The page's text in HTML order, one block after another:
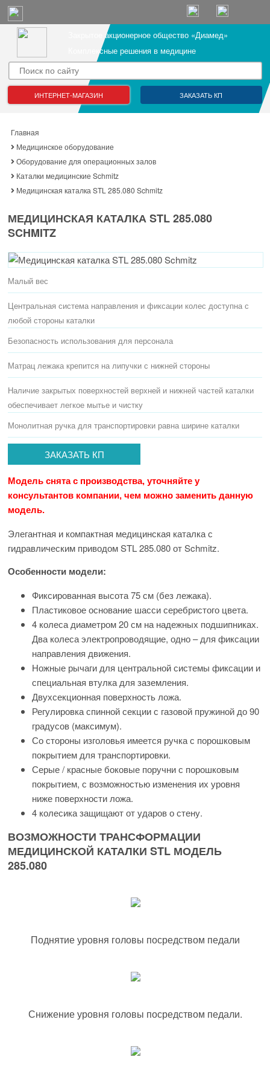
Закрытое акционерное общество «Диамед»
Комплексные решения в медицине
ИНТЕРНЕТ-МАГАЗИН ЗАКАЗАТЬ КП
Главная
Медицинское оборудование
Оборудование для операционных залов
Каталки медицинские Schmitz
Медицинская каталка STL 285.080 Schmitz
МЕДИЦИНСКАЯ КАТАЛКА STL 285.080
SCHMITZ
Малый вес
Центральная система направления и фиксации колес доступна с
любой стороны каталки
Безопасность использования для персонала
Матрац лежака крепится на липучки с нижней стороны
Наличие закрытых поверхностей верхней и нижней частей каталки
обеспечивает легкое мытье и чистку
Монолитная ручка для транспортировки равна ширине каталки
ЗАКАЗАТЬ КП
Модель снята с производства, уточняйте у
консультантов компании, чем можно заменить данную
модель.
Элегантная и компактная медицинская каталка с
гидравлическим приводом STL 285.080 от Schmitz.
Особенности модели:
Фиксированная высота 75 см (без лежака).
Пластиковое основание шасси серебристого цвета.
4 колеса диаметром 20 см на надежных подшипниках.
Два колеса электропроводящие, одно – для фиксации
направления движения.
Ножные рычаги для центральной системы фиксации и
специальная втулка для заземления.
Двухсекционная поверхность ложа.
Регулировка спинной секции с газовой пружиной до 90
градусов (максимум).
Со стороны изголовья имеется ручка с порошковым
покрытием для транспортировки.
Серые / красные боковые поручни с порошковым
покрытием, с возможностью изменения их уровня
ниже поверхности ложа.
4 колесика защищают от ударов о стену.
ВОЗМОЖНОСТИ ТРАНСФОРМАЦИИ
МЕДИЦИНСКОЙ КАТАЛКИ STL МОДЕЛЬ
285.080
Поднятие уровня головы посредством педали
Снижение уровня головы посредством педали.